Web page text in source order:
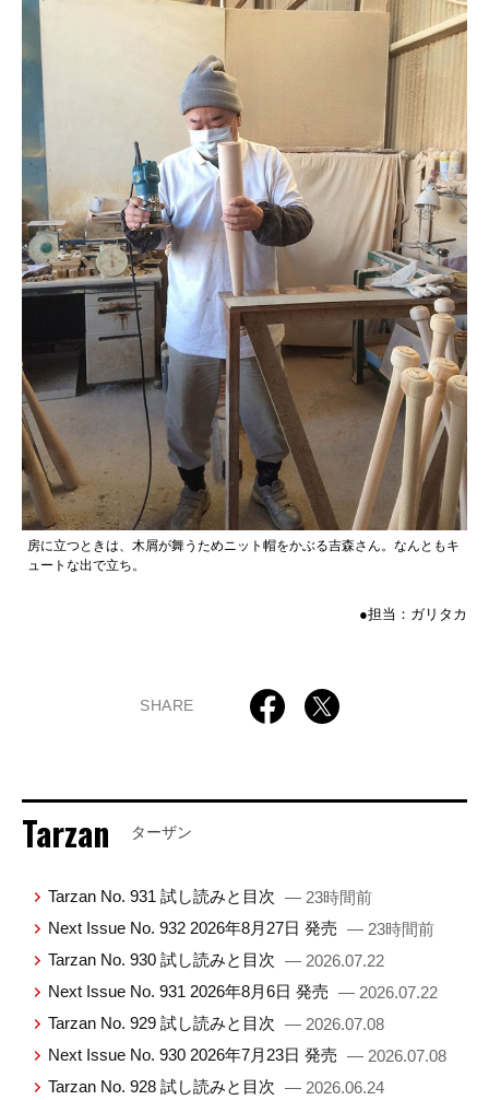
房に立つときは、木屑が舞うためニット帽をかぶる吉森さん。なんともキ
ュートな出で立ち。
●担当：ガリタカ
SHARE
Tarzan ターザン
Tarzan No. 931 試し読みと目次 — 23時間前
Next Issue No. 932 2026年8月27日 発売 — 23時間前
Tarzan No. 930 試し読みと目次 — 2026.07.22
Next Issue No. 931 2026年8月6日 発売 — 2026.07.22
Tarzan No. 929 試し読みと目次 — 2026.07.08
Next Issue No. 930 2026年7月23日 発売 — 2026.07.08
Tarzan No. 928 試し読みと目次 — 2026.06.24